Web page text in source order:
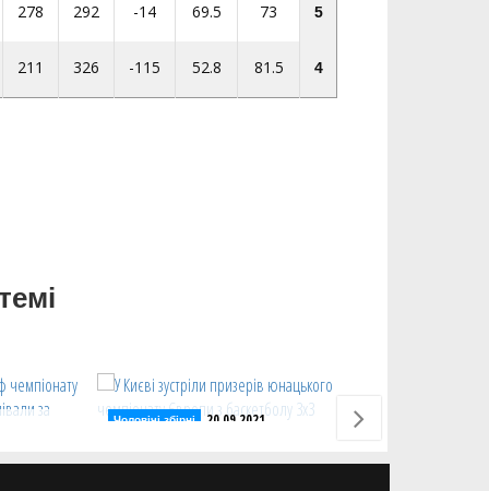
278 292 -14 69.5 73 5
211 326 -115 52.8 81.5 4
оф
Чоловічі збірні 20.09.2021
юнацького чемпіонату Європи з